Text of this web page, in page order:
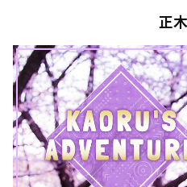
正